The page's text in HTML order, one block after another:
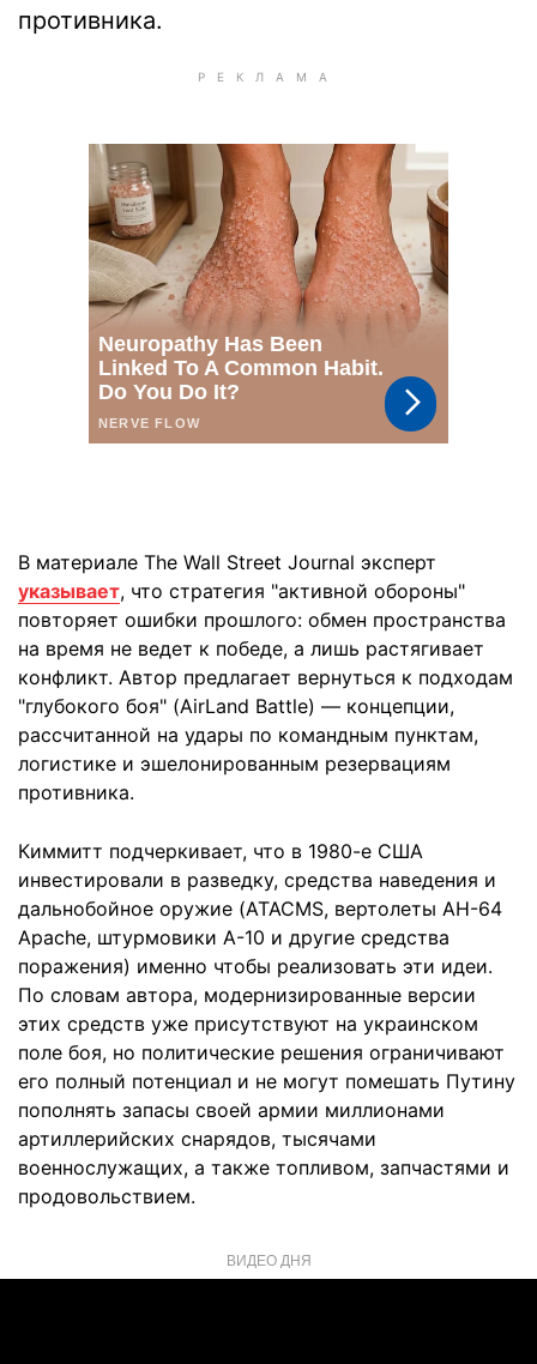
противника.
В материале The Wall Street Journal эксперт
указывает, что стратегия "активной обороны"
повторяет ошибки прошлого: обмен пространства
на время не ведет к победе, а лишь растягивает
конфликт. Автор предлагает вернуться к подходам
"глубокого боя" (AirLand Battle) — концепции,
рассчитанной на удары по командным пунктам,
логистике и эшелонированным резервациям
противника.
Киммитт подчеркивает, что в 1980-е США
инвестировали в разведку, средства наведения и
дальнобойное оружие (ATACMS, вертолеты AH-64
Apache, штурмовики A-10 и другие средства
поражения) именно чтобы реализовать эти идеи.
По словам автора, модернизированные версии
этих средств уже присутствуют на украинском
поле боя, но политические решения ограничивают
его полный потенциал и не могут помешать Путину
пополнять запасы своей армии миллионами
артиллерийских снарядов, тысячами
военнослужащих, а также топливом, запчастями и
продовольствием.
ВИДЕО ДНЯ